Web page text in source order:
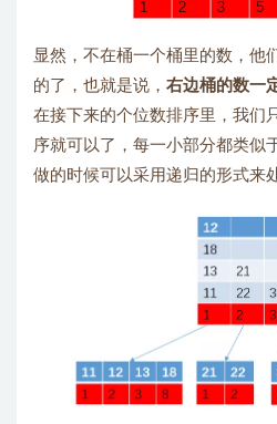
显然，不在桶一个桶里的数，他
的了，也就是说， 右边桶的数一
在接下来的个位数排序里，我们
序就可以了，每一小部分都类似
做的时候可以采用递归的形式来